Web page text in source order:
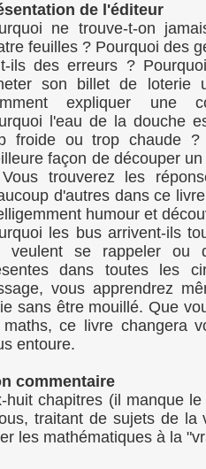
de l'éditeur
ne trouve-t-on
feuilles ? Pourquoi des
ils des erreurs ?
son billet de loterie
expliquer une
l'eau de la douche
froide ou trop chaude
façon de découper
trouverez les
d'autres dans ce
humour et
les bus arrivent-ils
veulent se rappeler ou
dans toutes les
vous apprendrez
sans être mouillé. Que
ce livre changera
entoure.
commentaire
huit chapitres (il manque
traitant de sujets de la
les mathématiques à la